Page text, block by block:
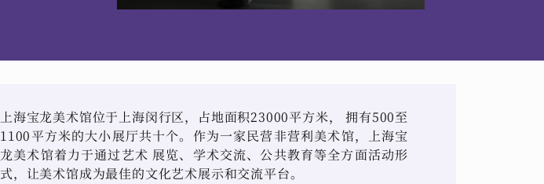
上海宝龙美术馆位于上海闵行区，占地面积23000平方米， 拥有500至
1100平方米的大小展厅共十个。作为一家民营非营利美术馆，上海宝
龙美术馆着力于通过艺术 展览、学术交流、公共教育等全方面活动形
式，让美术馆成为最佳的文化艺术展示和交流平台。